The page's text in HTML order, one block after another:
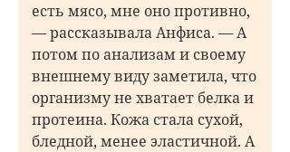
есть мясо, мне оно противно,
— рассказывала Анфиса. — А
потом по анализам и своему
внешнему виду заметила, что
организму не хватает белка и
протеина. Кожа стала сухой,
бледной, менее эластичной. А